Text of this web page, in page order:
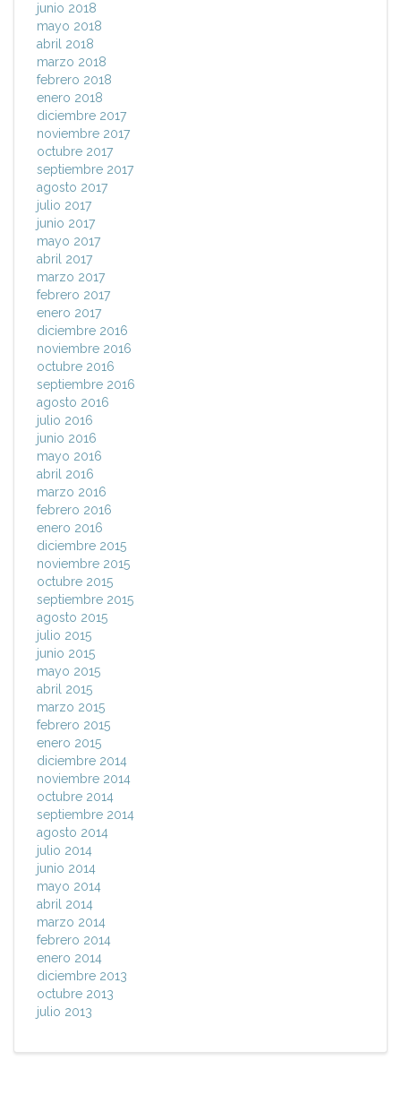
junio 2018
mayo 2018
abril 2018
marzo 2018
febrero 2018
enero 2018
diciembre 2017
noviembre 2017
octubre 2017
septiembre 2017
agosto 2017
julio 2017
junio 2017
mayo 2017
abril 2017
marzo 2017
febrero 2017
enero 2017
diciembre 2016
noviembre 2016
octubre 2016
septiembre 2016
agosto 2016
julio 2016
junio 2016
mayo 2016
abril 2016
marzo 2016
febrero 2016
enero 2016
diciembre 2015
noviembre 2015
octubre 2015
septiembre 2015
agosto 2015
julio 2015
junio 2015
mayo 2015
abril 2015
marzo 2015
febrero 2015
enero 2015
diciembre 2014
noviembre 2014
octubre 2014
septiembre 2014
agosto 2014
julio 2014
junio 2014
mayo 2014
abril 2014
marzo 2014
febrero 2014
enero 2014
diciembre 2013
octubre 2013
julio 2013